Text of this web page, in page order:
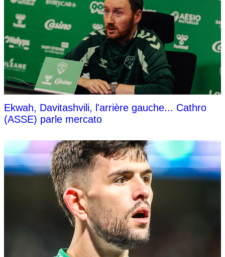
Ekwah, Davitashvili, l'arrière gauche... Cathro
(ASSE) parle mercato